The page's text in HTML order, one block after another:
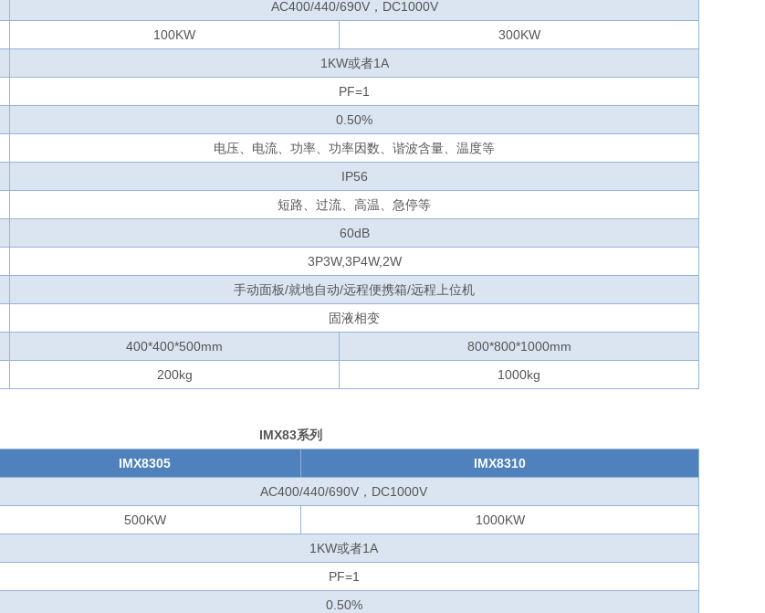
AC400/440/690V，DC1000V
100KW
300KW
1KW或者1A
PF=1
0.50%
电压、电流、功率、功率因数、谐波含量、温度等
IP56
短路、过流、高温、急停等
60dB
3P3W,3P4W,2W
手动面板/就地自动/远程便携箱/远程上位机
固液相变
400*400*500mm
800*800*1000mm
200kg 1000kg
IMX83系列
IMX8305
IMX8310
AC400/440/690V，DC1000V
500KW
1000KW
1KW或者1A
PF=1
0.50%